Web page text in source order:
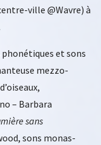
ville @Wavre) à
et sons
mezzo-
– Barbara
sans
sons monas-